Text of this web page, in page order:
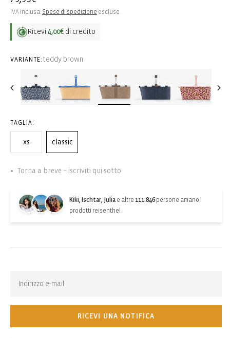
di
listino
IVA inclusa. Spese di spedizione escluse.
Ricevi 4,00€ di credito
VARIANTE: teddy brown
TAGLIA:
xs classic
Torna a breve – iscriviti qui sotto
Kiki, Ischtar, Julia e altre 111.846 persone amano i
prodotti reisenthel.
RICEVI UNA NOTIFICA